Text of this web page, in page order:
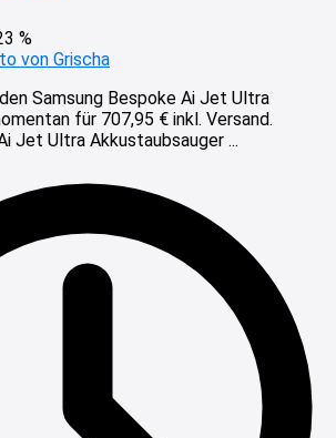
%
von Grischa
Samsung Bespoke Ai Jet Ultra
für 707,95 € inkl. Versand.
Jet Ultra Akkustaubsauger ...